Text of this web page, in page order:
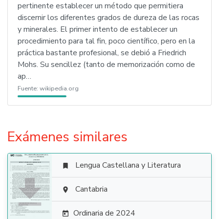
pertinente establecer un método que permitiera
discernir los diferentes grados de dureza de las rocas
y minerales. El primer intento de establecer un
procedimiento para tal fin, poco científico, pero en la
práctica bastante profesional, se debió a Friedrich
Mohs. Su sencillez (tanto de memorización como de
ap…
Fuente: wikipedia.org
Exámenes similares

 Lengua Castellana y Literatura
 Cantabria
 Ordinaria de 2024